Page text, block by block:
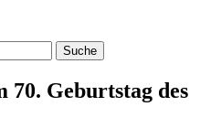
70. Geburtstag des